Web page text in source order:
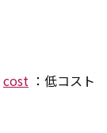
cost ：低コスト